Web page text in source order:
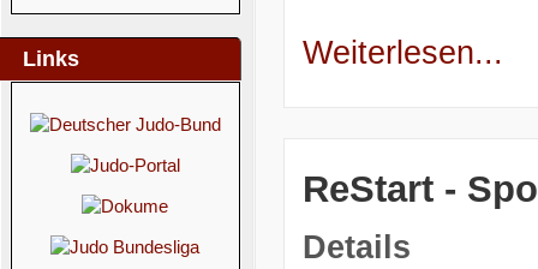
Links Weiterlesen...
ReStart -
Details